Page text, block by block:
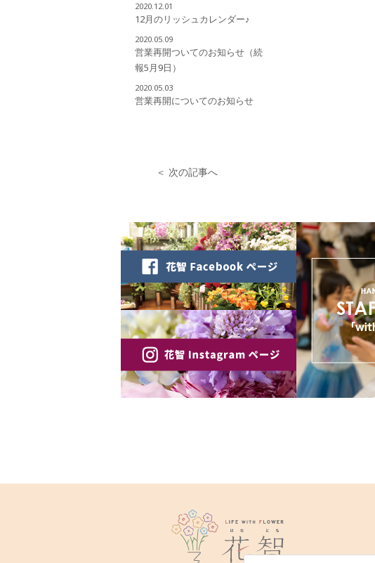
2020.12.01
12月のリッシュカレンダー♪
2020.05.09
営業再開ついてのお知らせ（続
報5月9日）
2020.05.03
営業再開についてのお知らせ
＜ 次の記事へ